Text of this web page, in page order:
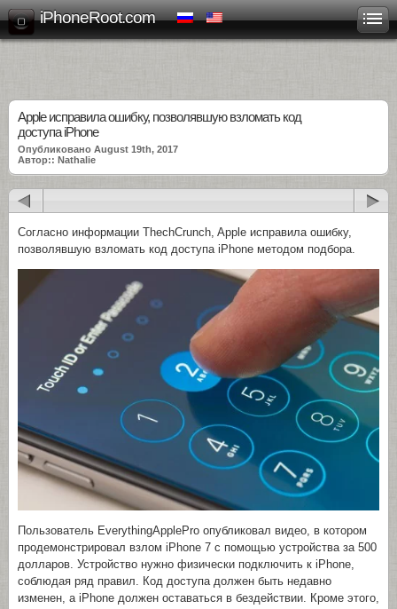
iPhoneRoot.com
Apple исправила ошибку, позволявшую взломать код
доступа iPhone
Опубликовано August 19th, 2017
Автор:: Nathalie
Согласно информации ThechCrunch, Apple исправила ошибку,
позволявшую взломать код доступа iPhone методом подбора.
Пользователь EverythingApplePro опубликовал видео, в котором
продемонстрировал взлом iPhone 7 с помощью устройства за 500
долларов. Устройство нужно физически подключить к iPhone,
соблюдая ряд правил. Код доступа должен быть недавно
изменен, а iPhone должен оставаться в бездействии. Кроме этого,